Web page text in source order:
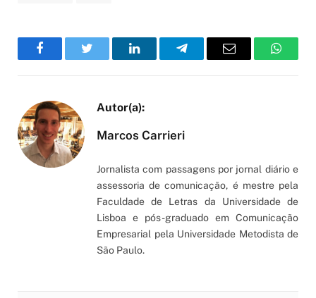
FacebookTwitter LinkedInTelegramEmail
Marcos Carrieri
Jornalista com passagens por jornal diário e
assessoria de comunicação, é mestre pela
Faculdade de Letras da Universidade de
Lisboa e pós-graduado em Comunicação
Empresarial pela Universidade Metodista de
São Paulo.